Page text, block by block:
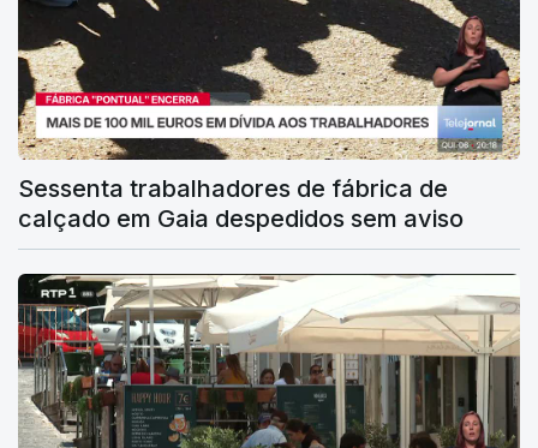
Sessenta trabalhadores de fábrica de
calçado em Gaia despedidos sem aviso